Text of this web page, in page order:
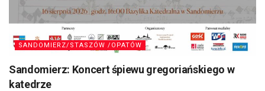
SANDOMIERZ/STASZÓW /OPATÓW
Sandomierz: Koncert śpiewu gregoriańskiego w
katedrze